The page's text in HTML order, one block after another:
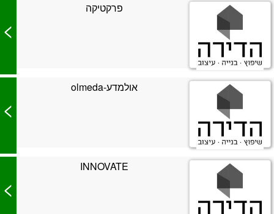
פרקטיקה
>
אולמדע-olmeda
>
INNOVATE
>